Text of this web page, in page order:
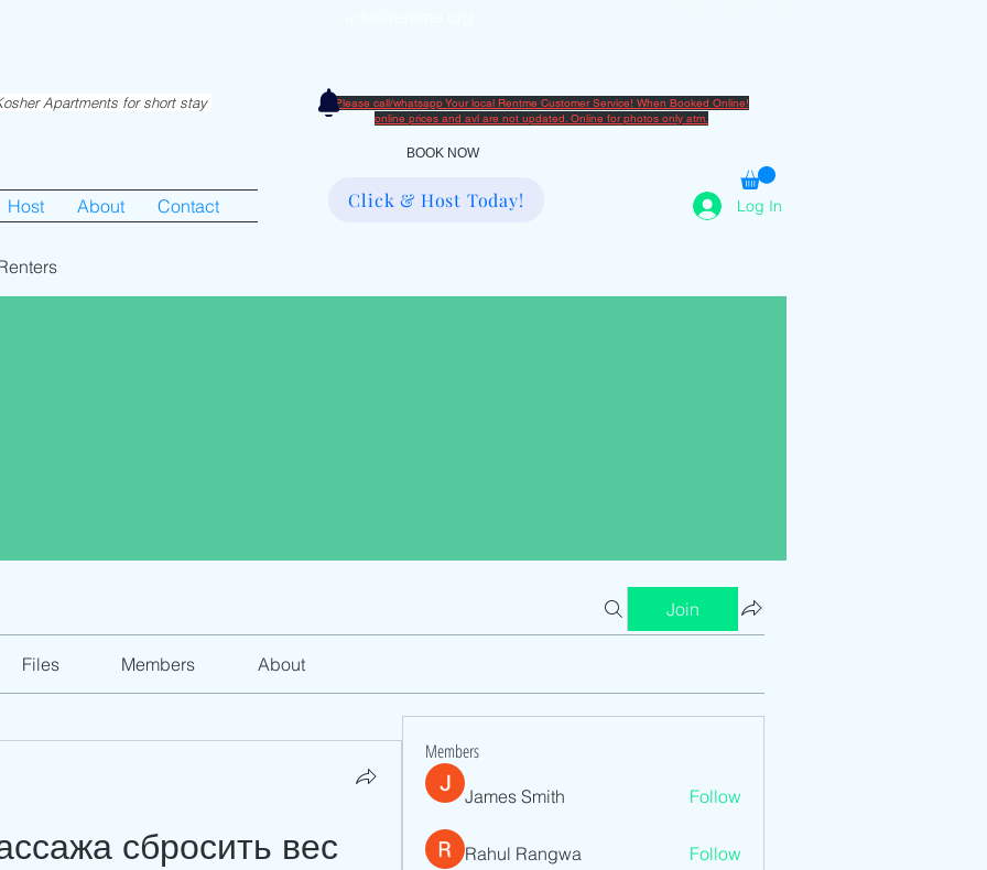
Please call/whatsapp Your local Rentme Customer Service! When Booked Online!
​online prices and avl are not updated. Online for photos only atm.
Apartments for short stay
Host About Contact
BOOK NOW
Click & Host Today! Log In
Join
Files Members About
сбросить вес
Members
James Smith Follow
Rahul Rangwa Follow